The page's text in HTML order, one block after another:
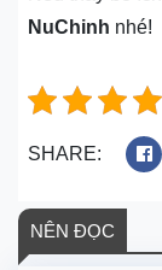
NuChinh nhé!
SHARE:
NÊN ĐỌC